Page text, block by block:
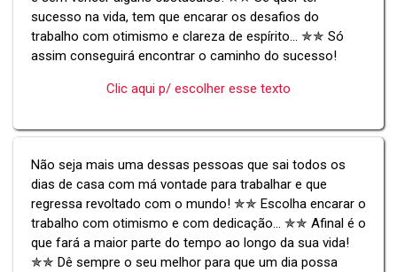
sucesso na vida, tem que encarar os desafios do
trabalho com otimismo e clareza de espírito... ✯✯ Só
assim conseguirá encontrar o caminho do sucesso!
Clic aqui p/ escolher esse texto
Não seja mais uma dessas pessoas que sai todos os
dias de casa com má vontade para trabalhar e que
regressa revoltado com o mundo! ✯✯ Escolha encarar o
trabalho com otimismo e com dedicação... ✯✯ Afinal é o
que fará a maior parte do tempo ao longo da sua vida!
✯✯ Dê sempre o seu melhor para que um dia possa